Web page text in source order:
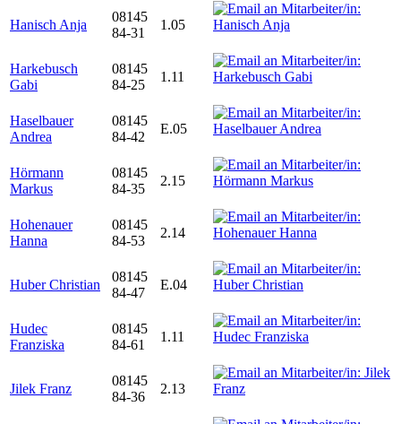
Hanisch Anja
08145
84-31
1.05
Harkebusch
Gabi
08145
84-25
1.11
Haselbauer
Andrea
08145
84-42
E.05
Hörmann
Markus
08145
84-35
2.15
Hohenauer
Hanna
08145
84-53
2.14
Huber Christian
08145
84-47
E.04
Hudec
Franziska
08145
84-61
1.11
Jilek Franz
08145
84-36
2.13